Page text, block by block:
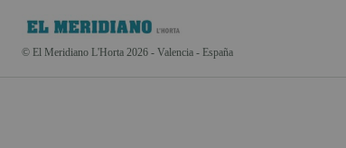
© El Meridiano L'Horta 2026 - Valencia - España